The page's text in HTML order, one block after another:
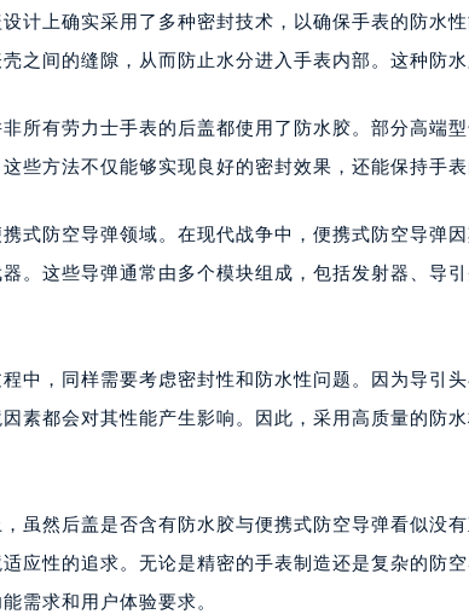
计上确实采用了多种密封技术，以确保手表的防水
之间的缝隙，从而防止水分进入手表内部。这种防
所有劳力士手表的后盖都使用了防水胶。部分高端
些方法不仅能够实现良好的密封效果，还能保持手表
式防空导弹领域。在现代战争中，便携式防空导弹
。这些导弹通常由多个模块组成，包括发射器、导
中，同样需要考虑密封性和防水性问题。因为导引
素都会对其性能产生影响。因此，采用高质量的防
虽然后盖是否含有防水胶与便携式防空导弹看似没
应性的追求。无论是精密的手表制造还是复杂的防
需求和用户体验要求。